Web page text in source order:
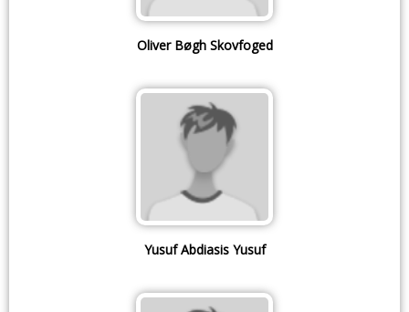
Oliver Bøgh Skovfoged
Yusuf Abdiasis Yusuf